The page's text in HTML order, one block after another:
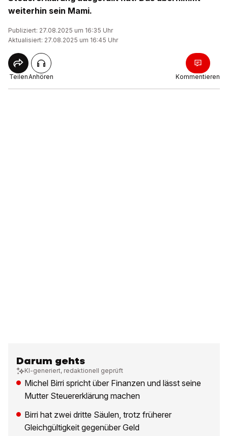
weiterhin sein Mami.
Publiziert: 27.08.2025 um 16:35 Uhr
Aktualisiert: 27.08.2025 um 16:45 Uhr
TeilenAnhören Kommentieren
Darum gehts
KI-generiert, redaktionell geprüft
Michel Birri spricht über Finanzen und lässt seine
Mutter Steuererklärung machen
Birri hat zwei dritte Säulen, trotz früherer
Gleichgültigkeit gegenüber Geld